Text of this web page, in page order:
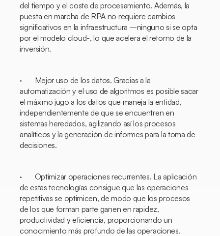
del tiempo y el coste de procesamiento. Además, la
puesta en marcha de RPA no requiere cambios
significativos en la infraestructura –ninguno si se opta
por el modelo cloud-, lo que acelera el retorno de la
inversión.
· Mejor uso de los datos. Gracias a la
automatización y el uso de algoritmos es posible sacar
el máximo jugo a los datos que maneja la entidad,
independientemente de que se encuentren en
sistemas heredados, agilizando así los procesos
analíticos y la generación de informes para la toma de
decisiones.
· Optimizar operaciones recurrentes. La aplicación
de estas tecnologías consigue que las operaciones
repetitivas se optimicen, de modo que los procesos
de los que forman parte ganen en rapidez,
productividad y eficiencia, proporcionando un
conocimiento más profundo de las operaciones.